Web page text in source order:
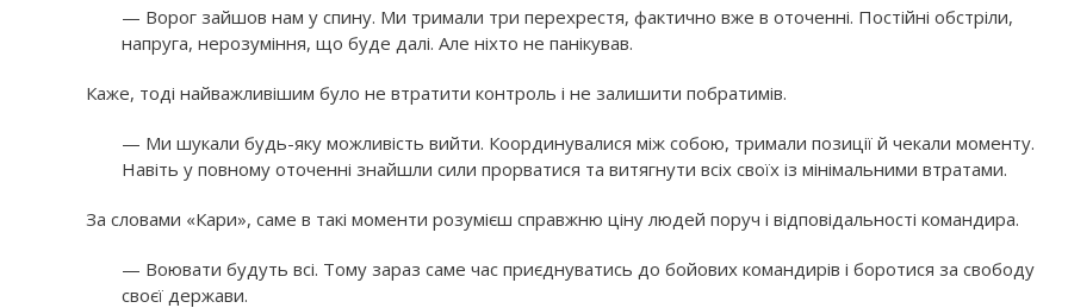
— Ворог зайшов нам у спину. Ми тримали три перехрестя, фактично вже в оточенні. Постійні обстріли,
напруга, нерозуміння, що буде далі. Але ніхто не панікував.
Каже, тоді найважливішим було не втратити контроль і не залишити побратимів.
— Ми шукали будь-яку можливість вийти. Координувалися між собою, тримали позиції й чекали моменту.
Навіть у повному оточенні знайшли сили прорватися та витягнути всіх своїх із мінімальними втратами.
За словами «Кари», саме в такі моменти розумієш справжню ціну людей поруч і відповідальності командира.
— Воювати будуть всі. Тому зараз саме час приєднуватись до бойових командирів і боротися за свободу
своєї держави.